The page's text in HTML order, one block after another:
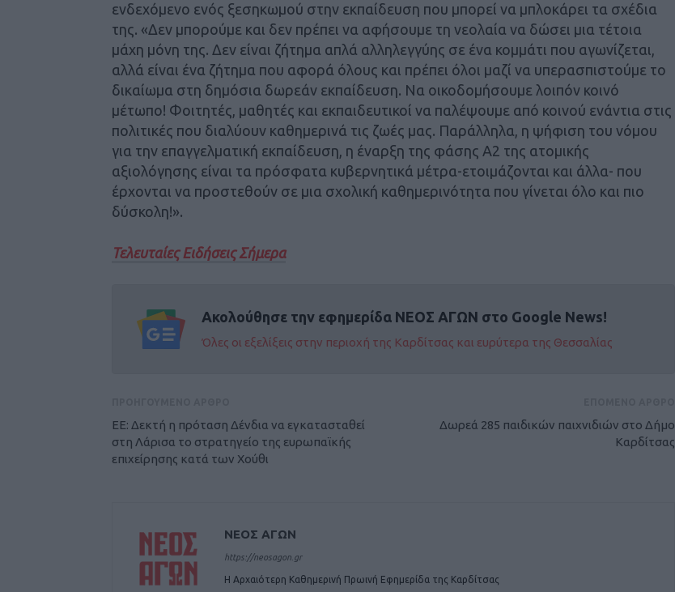
ενδεχόμενο ενός ξεσηκωμού στην εκπαίδευση που μπορεί να μπλοκάρει τα σχέδια
της. «Δεν μπορούμε και δεν πρέπει να αφήσουμε τη νεολαία να δώσει μια τέτοια
μάχη μόνη της. Δεν είναι ζήτημα απλά αλληλεγγύης σε ένα κομμάτι που αγωνίζεται,
αλλά είναι ένα ζήτημα που αφορά όλους και πρέπει όλοι μαζί να υπερασπιστούμε το
δικαίωμα στη δημόσια δωρεάν εκπαίδευση. Να οικοδομήσουμε λοιπόν κοινό
μέτωπο! Φοιτητές, μαθητές και εκπαιδευτικοί να παλέψουμε από κοινού ενάντια στις
πολιτικές που διαλύουν καθημερινά τις ζωές μας. Παράλληλα, η ψήφιση του νόμου
για την επαγγελματική εκπαίδευση, η έναρξη της φάσης Α2 της ατομικής
αξιολόγησης είναι τα πρόσφατα κυβερνητικά μέτρα-ετοιμάζονται και άλλα- που
έρχονται να προστεθούν σε μια σχολική καθημερινότητα που γίνεται όλο και πιο
δύσκολη!».
Τελευταίες Ειδήσεις Σήμερα
Ακολούθησε την εφημερίδα ΝΕΟΣ ΑΓΩΝ στο Google News!
Όλες οι εξελίξεις στην περιοχή της Καρδίτσας και ευρύτερα της Θεσσαλίας
ΕΕ: Δεκτή η πρόταση Δένδια να εγκατασταθεί
στη Λάρισα το στρατηγείο της ευρωπαϊκής
επιχείρησης κατά των Χούθι
Δωρεά 285 παιδικών παιχνιδιών στο Δήμο
Καρδίτσας
ΝΕΟΣ ΑΓΩΝ
https://neosagon.gr
Η Αρχαιότερη Καθημερινή Πρωινή Εφημερίδα της Καρδίτσας